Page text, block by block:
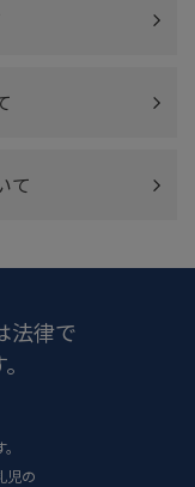
て
法律で
児の